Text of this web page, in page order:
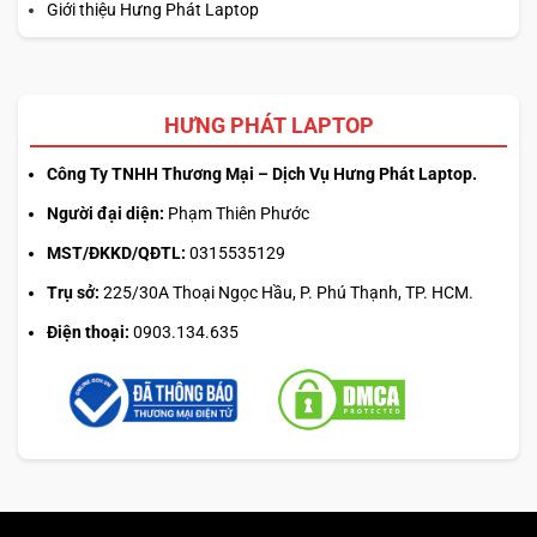
cần những thứ cụ thể hơn như phản hồi nhanh hơn, tối ưu
nên được mô tả như một lớp hỗ trợ cho công việc thực tế,
chứ không phải trung tâm của mọi trải nghiệm.
Giới thiệu Hưng Phát Laptop
HƯNG PHÁT LAPTOP
Công Ty TNHH Thương Mại – Dịch Vụ Hưng Phát Laptop.
Người đại diện: Phạm Thiên Phước
MST/ĐKKD/QĐTL: 0315535129
Trụ sở: 225/30A Thoại Ngọc Hầu, P. Phú Thạnh, TP. HCM.
Điện thoại: 0903.134.635